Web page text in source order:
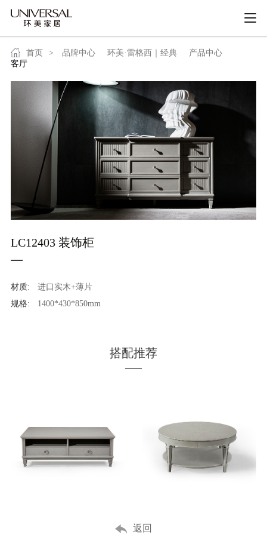
首页 > 品牌中心 环美·雷格西｜经典
产品中心
客厅
LC12403 装饰柜
材质:
进口实木+薄片
规格:
1400*430*850mm
搭配推荐
MORE MORE
返回